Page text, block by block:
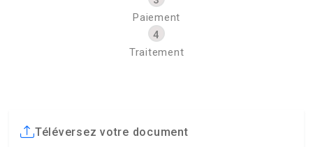
Paiement
Traitement
Téléversez votre document